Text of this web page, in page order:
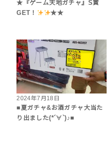
★『ゲーム天地ガチャ』S賞
GET！
★★
2024年7月18日
■夏ガチャ&お酒ガチャ大当た
り出ました(*´∀`)♪■